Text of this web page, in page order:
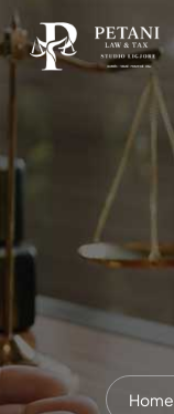
Home